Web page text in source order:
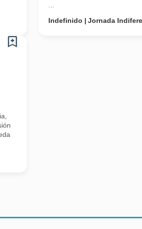
Indefinido
Jornada